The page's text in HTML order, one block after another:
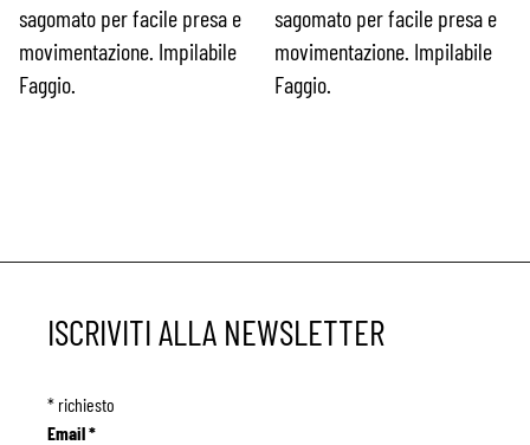
sagomato per facile presa e
movimentazione. Impilabile
Faggio.
sagomato per facile presa e
movimentazione. Impilabile
Faggio.
ISCRIVITI ALLA NEWSLETTER
* richiesto
Email*